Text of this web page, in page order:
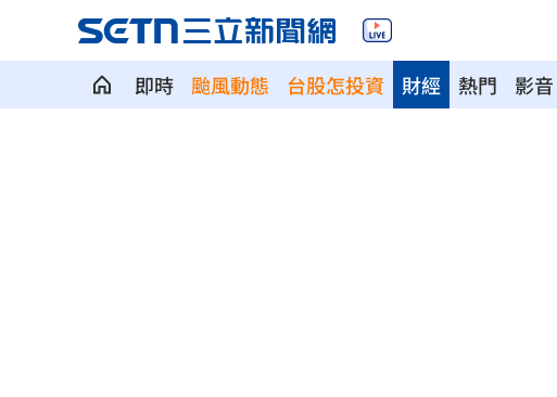
即時 颱風動態 台股怎投資 熱門 影音
財經